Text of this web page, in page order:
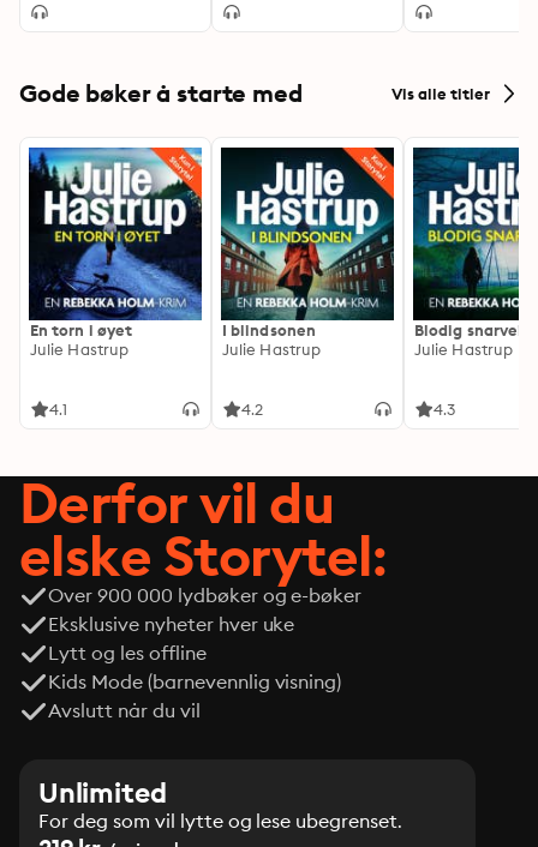
Gode bøker å starte med Vis alle titler
En torn i øyet
Julie Hastrup
4.1
I blindsonen
Julie Hastrup
4.2
Blodig snarvei
Julie Hastrup
4.3
Derfor vil du
elske Storytel:
Over 900 000 lydbøker og e-bøker
Eksklusive nyheter hver uke
Lytt og les offline
Kids Mode (barnevennlig visning)
Avslutt når du vil
Unlimited
For deg som vil lytte og lese ubegrenset.